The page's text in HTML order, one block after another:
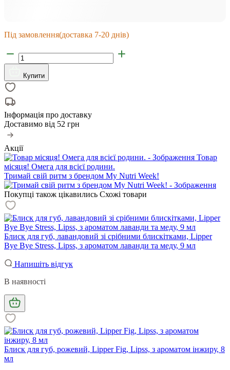
Під замовлення(доставка 7-20 днів)
Купити
Інформація про доставку
Доставимо від 52 грн
Акції
Товар
місяця! Омега для всієї родини.
Тримай свій ритм з брендом My Nutri Week!
Покупці також цікавились Схожі товари
Блиск для губ, лавандовий зі срібними блискітками, Lipper
Bye Bye Stress, Lipss, з ароматом лаванди та меду, 9 мл
Напишіть відгук
В наявності
Блиск для губ, рожевий, Lipper Fig, Lipss, з ароматом інжиру, 8
мл